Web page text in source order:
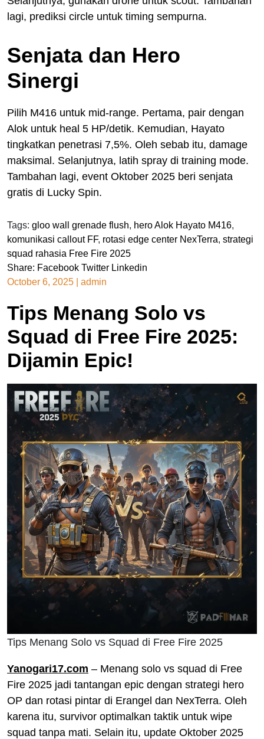
lagi, prediksi circle untuk timing sempurna.
Senjata dan Hero
Sinergi
Pilih M416 untuk mid-range. Pertama, pair dengan
Alok untuk heal 5 HP/detik. Kemudian, Hayato
tingkatkan penetrasi 7,5%. Oleh sebab itu, damage
maksimal. Selanjutnya, latih spray di training mode.
Tambahan lagi, event Oktober 2025 beri senjata
gratis di Lucky Spin.
Tags: gloo wall grenade flush, hero Alok Hayato M416,
komunikasi callout FF, rotasi edge center NexTerra, strategi
squad rahasia Free Fire 2025
Share: Facebook Twitter Linkedin
October 6, 2025
admin
Tips Menang Solo vs
Squad di Free Fire 2025:
Dijamin Epic!
Tips Menang Solo vs Squad di Free Fire 2025
Yanogari17.com – Menang solo vs squad di Free
Fire 2025 jadi tantangan epic dengan strategi hero
OP dan rotasi pintar di Erangel dan NexTerra. Oleh
karena itu, survivor optimalkan taktik untuk wipe
squad tanpa mati. Selain itu, update Oktober 2025